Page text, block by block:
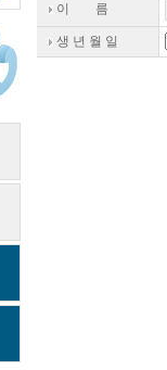
이 름
생 년 월 일